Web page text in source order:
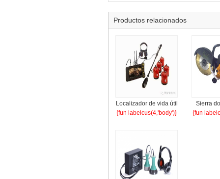
Productos relacionados
Localizador de vida útil
de audio y video
{fun labelcus(4,'body')}
Sierra
doble
{fun